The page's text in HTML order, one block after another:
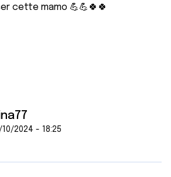
cette mamo 💪💪🍀🍀
10/2024 - 18:25